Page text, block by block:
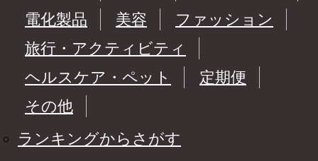
電化製品
美容
ファッション
旅行・アクティビティ
ヘルスケア・ペット
定期便
その他
ランキングからさがす